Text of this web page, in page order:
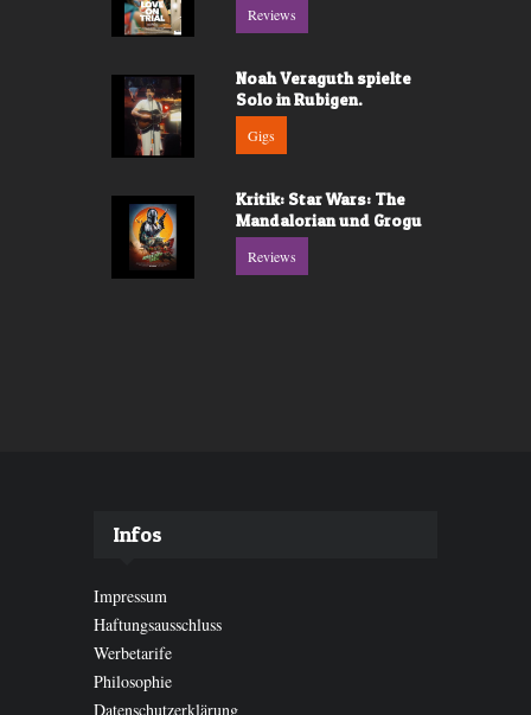
Reviews
Noah Veraguth spielte
Solo in Rubigen.
Gigs
Kritik: Star Wars: The
Mandalorian und Grogu
Reviews
Infos
Impressum
Haftungsausschluss
Werbetarife
Philosophie
Datenschutzerklärung